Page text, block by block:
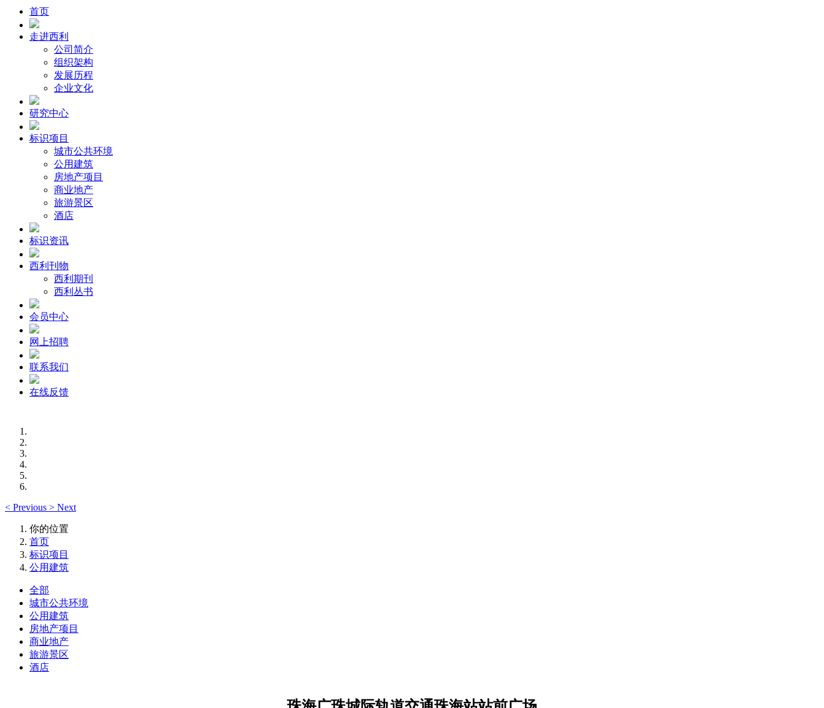
首页
走进西利
公司简介
组织架构
发展历程
企业文化
研究中心
标识项目
城市公共环境
公用建筑
房地产项目
商业地产
旅游景区
酒店
标识资讯
西利刊物
西利期刊
西利丛书
会员中心
网上招聘
联系我们
在线反馈
< Previous > Next
你的位置
首页
标识项目
公用建筑
全部
城市公共环境
公用建筑
房地产项目
商业地产
旅游景区
酒店